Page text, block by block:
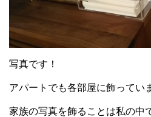
写真です！
アパートでも各部屋に飾ってい
家族の写真を飾ることは私の中